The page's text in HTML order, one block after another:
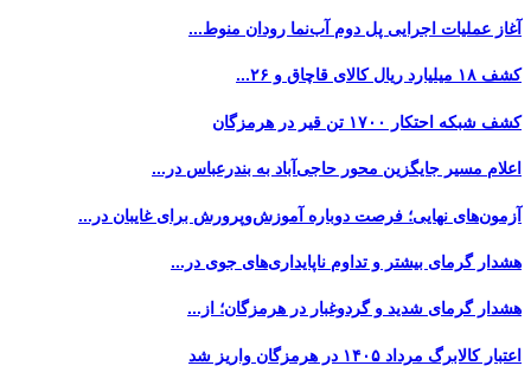
آغاز عملیات اجرایی پل دوم آب‌نما رودان منوط...
کشف ۱۸ میلیارد ریال کالای قاچاق و ۲۶...
کشف شبکه احتکار ۱۷۰۰ تن قیر در هرمزگان
اعلام مسیر جایگزین محور حاجی‌آباد به بندرعباس در...
آزمون‌های نهایی؛ فرصت دوباره آموزش‌وپرورش برای غایبان در...
هشدار گرمای بیشتر و تداوم ناپایداری‌های جوی در...
هشدار گرمای شدید و گردوغبار در هرمزگان؛ از...
اعتبار کالابرگ مرداد ۱۴۰۵ در هرمزگان واریز شد